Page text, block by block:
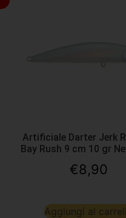
Artificiale Darter Jerk
Bay Rush 9 cm 10 gr
€8,90
Aggiungi al